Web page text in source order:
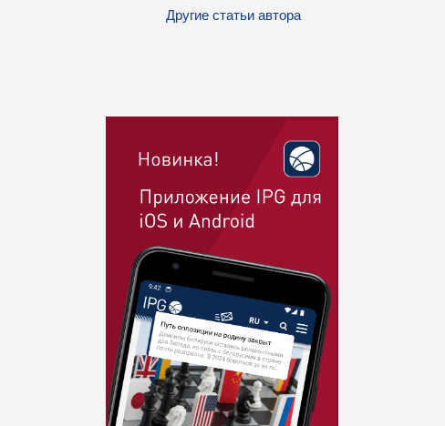
Другие статьи автора